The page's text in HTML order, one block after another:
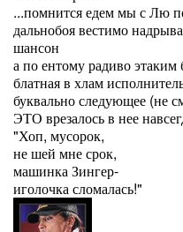
...помнится едем мы с Лю
дальнобоя вестимо
шансон
а по ентому радиво этаким
блатная в хлам
буквально следующее (не
ЭТО врезалось в нее
"Хоп, мусорок,
не шей мне срок,
машинка Зингер-
иголочка сломалась!"